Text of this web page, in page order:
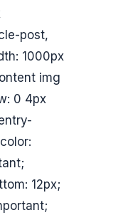
post,
1000px
img
0 4px
12px;